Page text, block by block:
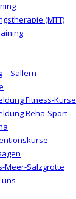
(MTT)
– Sallern
Fitness-Kurse
Reha-Sport
Meer-Salzgrotte
uns